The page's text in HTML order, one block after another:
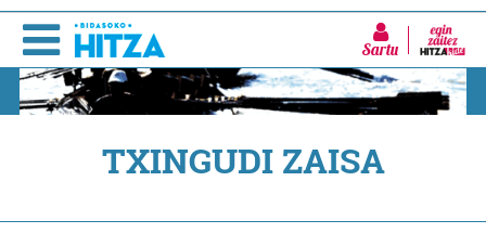
Sartu
TXINGUDI ZAISA